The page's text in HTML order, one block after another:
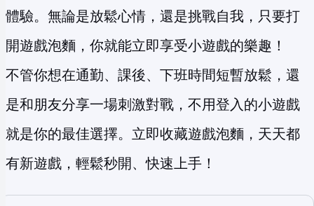
體驗。無論是放鬆心情，還是挑戰自我，只要打
開遊戲泡麵，你就能立即享受小遊戲的樂趣！
不管你想在通勤、課後、下班時間短暫放鬆，還
是和朋友分享一場刺激對戰，不用登入的小遊戲
就是你的最佳選擇。立即收藏遊戲泡麵，天天都
有新遊戲，輕鬆秒開、快速上手！